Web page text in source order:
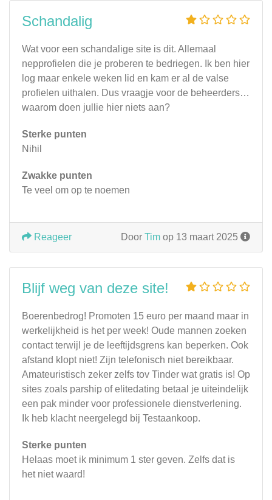
Schandalig
Wat voor een schandalige site is dit. Allemaal
nepprofielen die je proberen te bedriegen. Ik ben hier
log maar enkele weken lid en kam er al de valse
profielen uithalen. Dus vraagje voor de beheerders…
waarom doen jullie hier niets aan?
Sterke punten
Nihil
Zwakke punten
Te veel om op te noemen
Door Tim op 13 maart 2025
Reageer
Blijf weg van deze site!
Boerenbedrog! Promoten 15 euro per maand maar in
werkelijkheid is het per week! Oude mannen zoeken
contact terwijl je de leeftijdsgrens kan beperken. Ook
afstand klopt niet! Zijn telefonisch niet bereikbaar.
Amateuristisch zeker zelfs tov Tinder wat gratis is! Op
sites zoals parship of elitedating betaal je uiteindelijk
een pak minder voor professionele dienstverlening.
Ik heb klacht neergelegd bij Testaankoop.
Sterke punten
Helaas moet ik minimum 1 ster geven. Zelfs dat is
het niet waard!